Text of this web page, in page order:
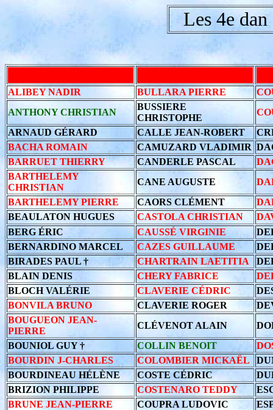
Les 4e
ALIBEY NADIR BULLARA PIERRE
ANTHONY CHRISTIAN
BUSSIERE
CHRISTOPHE
ARNAUD GÉRARD
CALLE JEAN-ROBERT
BACHA ROMAIN
CAMUZARD VLADIMIR
BARRUET THIERRY
CANDERLE PASCAL
BARTHELEMY
CHRISTIAN
CANE AUGUSTE
BARTHELEMY PIERRE
CAORS CLÉMENT
BEAULATON HUGUES
CASTOLA CHRISTIAN
BERG ÉRIC
CAUSSÉ VIRGINIE
BERNARDINO MARCEL
CAZES GUILLAUME
BIRADES PAUL †
CHARTRAIN LAETITIA
BLAIN DENIS
CHERY FABRICE
BLOCH VALÉRIE
CLAVERIE CÉDRIC
BONVILA BRUNO
CLAVERIE ROGER
BOUGUEON JEAN-
PIERRE
CLÉVENOT ALAIN
BOUNIOL GUY †
COLLIN BENOIT
BOURDIN J-CHARLES
COLOMBIER MICKAËL
BOURDINEAU HÉLÈNE
COSTE CÉDRIC
BRIZION PHILIPPE
COSTENARO TEDDY
BRUNE JEAN-PIERRE
COUPRA LUDOVIC